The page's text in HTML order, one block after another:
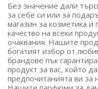
Без значение дали
за себе си или за
магазин за козметика
качество на всеки
очаквания. Нашите
богатият избор от
брандове пък
продукт за вас, който
предпочитанията ви за